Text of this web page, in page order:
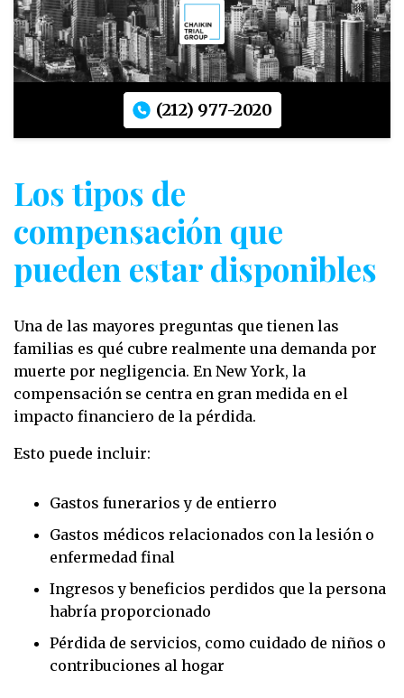
(212) 977-2020
Los tipos de
compensación que
pueden estar disponibles
Una de las mayores preguntas que tienen las
familias es qué cubre realmente una demanda por
muerte por negligencia. En New York, la
compensación se centra en gran medida en el
impacto financiero de la pérdida.
Esto puede incluir:
Gastos funerarios y de entierro
Gastos médicos relacionados con la lesión o
enfermedad final
Ingresos y beneficios perdidos que la persona
habría proporcionado
Pérdida de servicios, como cuidado de niños o
contribuciones al hogar